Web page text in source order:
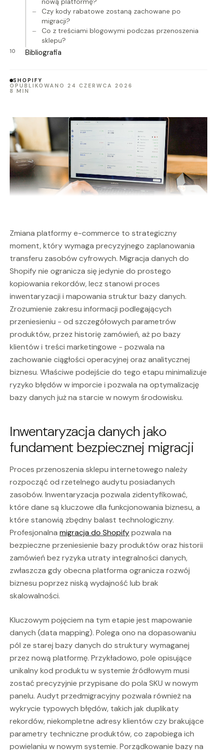
Czy kody rabatowe zostaną zachowane po
migracji?
Co z treściami blogowymi podczas przenoszenia
sklepu?
Bibliografia
SHOPIFY
OPUBLIKOWANO 24 CZERWCA 2026
8 MIN
Zmiana platformy e-commerce to strategiczny
moment, który wymaga precyzyjnego zaplanowania
transferu zasobów cyfrowych. Migracja danych do
Shopify nie ogranicza się jedynie do prostego
kopiowania rekordów, lecz stanowi proces
inwentaryzacji i mapowania struktur bazy danych.
Zrozumienie zakresu informacji podlegających
przeniesieniu - od szczegółowych parametrów
produktów, przez historię zamówień, aż po bazy
klientów i treści marketingowe - pozwala na
zachowanie ciągłości operacyjnej oraz analitycznej
biznesu. Właściwe podejście do tego etapu minimalizuje
ryzyko błędów w imporcie i pozwala na optymalizację
bazy danych już na starcie w nowym środowisku.
Inwentaryzacja danych jako
fundament bezpiecznej migracji
Proces przenoszenia sklepu internetowego należy
rozpocząć od rzetelnego audytu posiadanych
zasobów. Inwentaryzacja pozwala zidentyfikować,
które dane są kluczowe dla funkcjonowania biznesu, a
które stanowią zbędny balast technologiczny.
Profesjonalna migracja do Shopifypozwala na
bezpieczne przeniesienie bazy produktów oraz historii
zamówień bez ryzyka utraty integralności danych,
zwłaszcza gdy obecna platforma ogranicza rozwój
biznesu poprzez niską wydajność lub brak
skalowalności.
Kluczowym pojęciem na tym etapie jest mapowanie
danych (data mapping). Polega ono na dopasowaniu
pól ze starej bazy danych do struktury wymaganej
przez nową platformę. Przykładowo, pole opisujące
unikalny kod produktu w systemie źródłowym musi
zostać precyzyjnie przypisane do pola SKU w nowym
panelu. Audyt przedmigracyjny pozwala również na
wykrycie typowych błędów, takich jak duplikaty
rekordów, niekompletne adresy klientów czy brakujące
parametry techniczne produktów, co zapobiega ich
powielaniu w nowym systemie. Porządkowanie bazy na